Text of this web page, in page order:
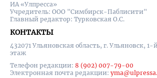
ИА «Улпресса»
Учредитель: ООО "Симбирск-Паблисити"
Главный редактор: Турковская О.С.
КОНТАКТЫ
432071 Ульяновская область, г. Ульяновск,
этаж
Телефон редакции: 8 (902) 007-79-00
Электронная почта редакции: